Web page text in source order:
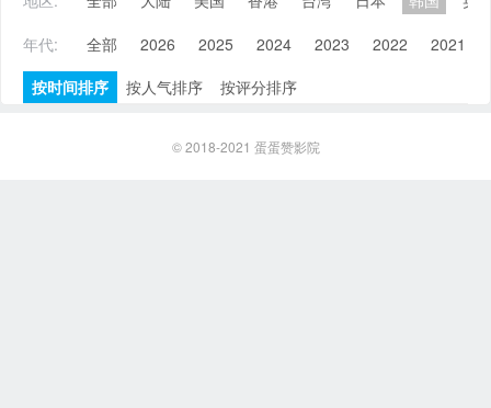
年代:
全部 2026 2025 2024 2023 2022 2021
按时间排序
按人气排序 按评分排序
© 2018-2021 蛋蛋赞影院